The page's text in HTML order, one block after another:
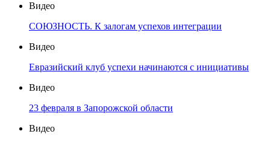
Видео
СОЮЗНОСТЬ. К залогам успехов интеграции
Видео
Евразийский клуб успехи начинаются с инициативы
Видео
23 февраля в Запорожской области
Видео